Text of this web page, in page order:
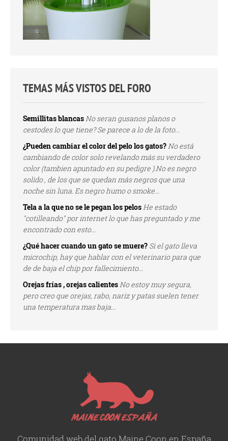
TEMAS MÁS VISTOS DEL FORO
Semillitas blancasNo seran gusanos planos o
cestodes lo que tiene? Se parece a lo de la foto...
¿Pueden cambiar el color del pelo los gatos?No está
cambiando de color solo revelando más su verdadero
color (tambien apuntado en su pedigre ).No es negro
solido , de los que se quedan más negros que una
noche sin luna. Es negro humo o smoke...
Tela a la que no se le pegan los pelosHe estado
"cotilleando" por internet lo que has preguntado y me
encontrado con esto...
¿Qué hacer cuando un gato se muere? Si el gato lleva
microchip, hay que hablar con el veterinario para que
de de baja el chip por fallecimiento...
Orejas frías , orejas calientesNo estoy muy segura,
pero creo que orejas, rabo, nariz y patas suelen tener
una temperatura mas baja...